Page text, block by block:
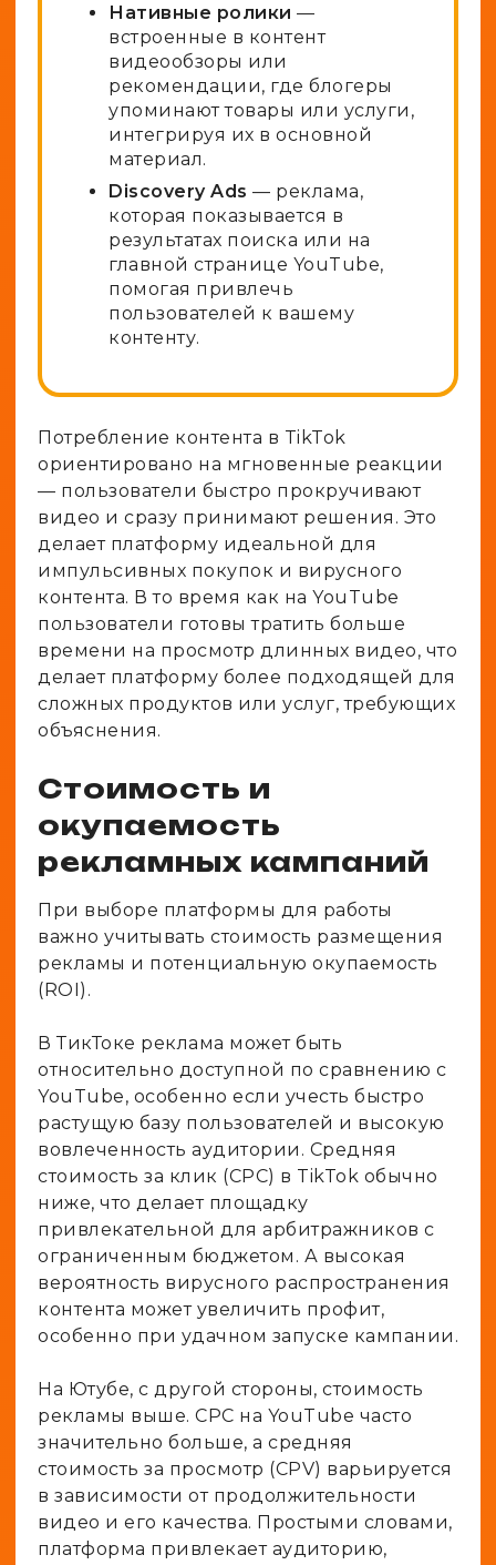
Нативные ролики —
встроенные в контент
видеообзоры или
рекомендации, где блогеры
упоминают товары или услуги,
интегрируя их в основной
материал.
Discovery Ads — реклама,
которая показывается в
результатах поиска или на
главной странице YouTube,
помогая привлечь
пользователей к вашему
контенту.
Потребление контента в TikTok
ориентировано на мгновенные реакции
— пользователи быстро прокручивают
видео и сразу принимают решения. Это
делает платформу идеальной для
импульсивных покупок и вирусного
контента. В то время как на YouTube
пользователи готовы тратить больше
времени на просмотр длинных видео, что
делает платформу более подходящей для
сложных продуктов или услуг, требующих
объяснения.
Стоимость и
окупаемость
рекламных кампаний
При выборе платформы для работы
важно учитывать стоимость размещения
рекламы и потенциальную окупаемость
(ROI).
В ТикТоке реклама может быть
относительно доступной по сравнению с
YouTube, особенно если учесть быстро
растущую базу пользователей и высокую
вовлеченность аудитории. Средняя
стоимость за клик (CPC) в TikTok обычно
ниже, что делает площадку
привлекательной для арбитражников с
ограниченным бюджетом. А высокая
вероятность вирусного распространения
контента может увеличить профит,
особенно при удачном запуске кампании.
На Ютубе, с другой стороны, стоимость
рекламы выше. CPC на YouTube часто
значительно больше, а средняя
стоимость за просмотр (CPV) варьируется
в зависимости от продолжительности
видео и его качества. Простыми словами,
платформа привлекает аудиторию,